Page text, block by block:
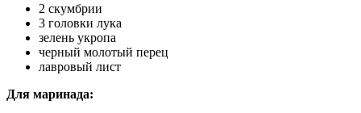
2 скумбрии
3 головки лука
зелень укропа
черный молотый перец
лавровый лист
Для маринада: